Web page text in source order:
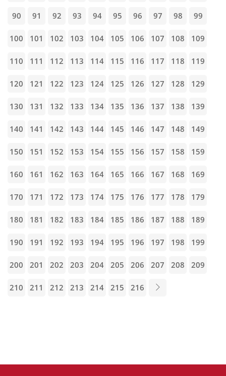
90 91 92 93 94 95 96 97 98 99
100 101 102 103 104 105 106 107 108 109
110 111 112 113 114 115 116 117 118 119
120 121 122 123 124 125 126 127 128 129
130 131 132 133 134 135 136 137 138 139
140 141 142 143 144 145 146 147 148 149
150 151 152 153 154 155 156 157 158 159
160 161 162 163 164 165 166 167 168 169
170 171 172 173 174 175 176 177 178 179
180 181 182 183 184 185 186 187 188 189
190 191 192 193 194 195 196 197 198 199
200 201 202 203 204 205 206 207 208 209
210 211 212 213 214 215 216